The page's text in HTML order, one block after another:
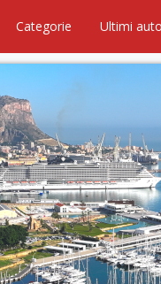
Categorie Ultimi